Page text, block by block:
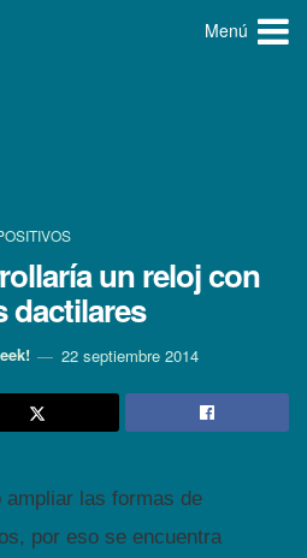
Menú
un reloj con
dactilares
22 septiembre 2014
ampliar las formas de
por eso se encuentra